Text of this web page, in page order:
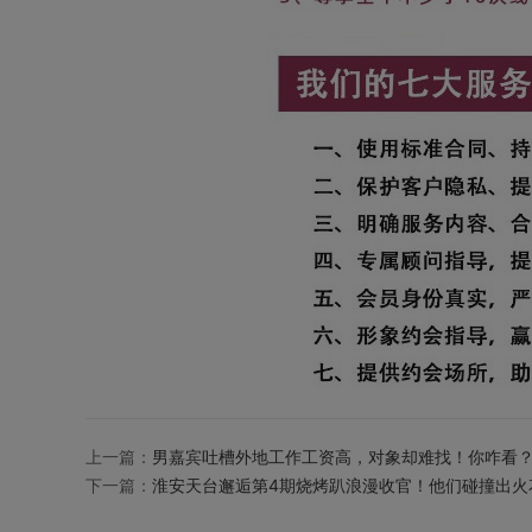
上一篇： 男嘉宾吐槽外地工作工资高，对象却难找！你咋看
下一篇： 淮安天台邂逅第4期烧烤趴浪漫收官！他们碰撞出